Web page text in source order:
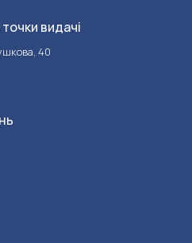
видачі
40